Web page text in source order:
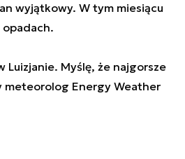
wyjątkowy. W tym miesiącu
Myślę, że najgorsze
meteorolog Energy Weather